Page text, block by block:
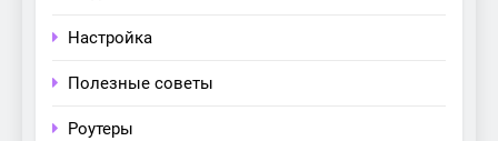
Настройка
Полезные советы
Роутеры